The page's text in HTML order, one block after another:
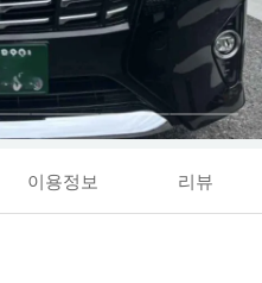
이용정보 리뷰